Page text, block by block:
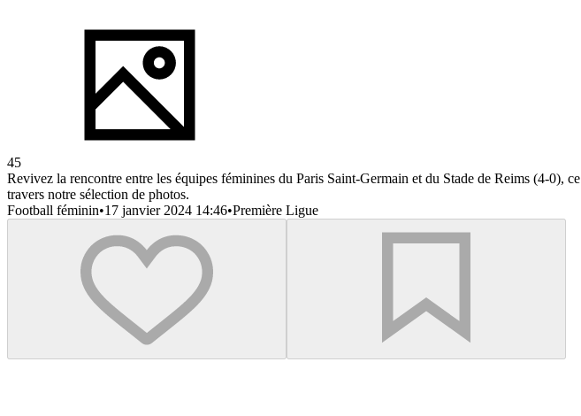
45
Revivez la rencontre entre les équipes féminines du Paris Saint-Germain et du Stade de Reims (4-0),
travers notre sélection de photos.
Football féminin•17 janvier 2024 14:46•Première Ligue